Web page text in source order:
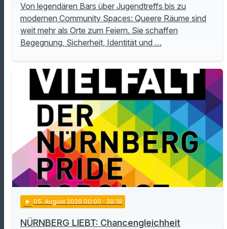
Von legendären Bars über Jugendtreffs bis zu
modernen Community Spaces: Queere Räume sind
weit mehr als Orte zum Feiern. Sie schaffen
Begegnung, Sicherheit, Identität und …
play_arrow 05. August 2026 00:00 · 39:19
NÜRNBERG LIEBT: Chancengleichheit